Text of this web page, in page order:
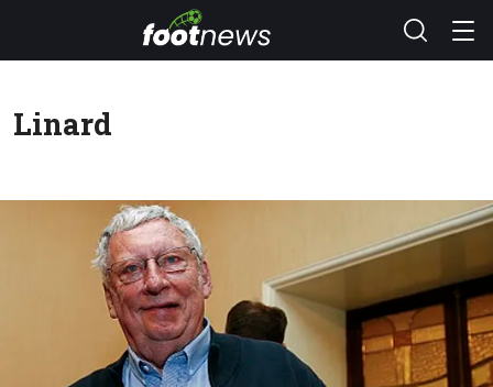
Linard